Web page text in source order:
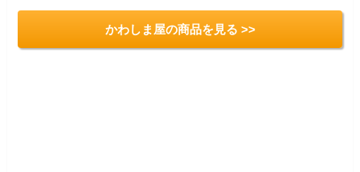
かわしま屋の商品を見る >>